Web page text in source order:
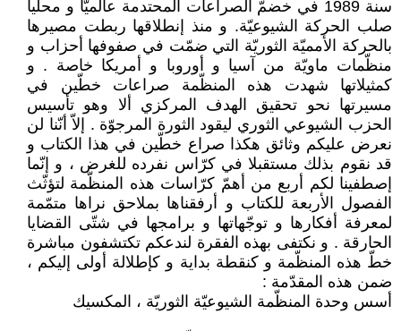
سنة 1989 في خضمّ الصراعات المحتدمة عالميّا و محلّيا
صلب الحركة الشيوعيّة. و منذ إنطلاقها ربطت مصيرها
بالحركة الأمميّة الثوريّة التي ضمّت في صفوفها أحزاب و
منظّمات ماويّة من آسيا و أوروبا و أمريكا خاصة . و
كمثيلاتها شهدت هذه المنظّمة صراعات خطّين في
مسيرتها نحو تحقيق الهدف المركزي ألا وهو تأسيس
الحزب الشيوعي الثوري ليقود الثورة المرجوّة . إلاّ أنّنا لن
نعرض عليكم وثائق هكذا صراع خطّين في هذا الكتاب و
قد نقوم بذلك مستقبلا في كرّاس نفرده للغرض ، و إنّما
إصطفينا لكم أربع من أهمّ كرّاسات هذه المنظّمة لتؤثّث
الفصول الأربعة للكتاب و أرفقناها بملاحق نراها متمّمة
لمعرفة أفكارها و توجّهاتها و برامجها في شتّى القضايا
الحارقة . و نكتفى بهذه الفقرة لندعكم تكتشفون مباشرة
خطّ هذه المنظّمة و كنقطة بداية و كإطلالة أولى إليكم ،
ضمن هذه المقدّمة :
أسس وحدة المنظّمة الشيوعيّة الثوريّة ، المكسيك